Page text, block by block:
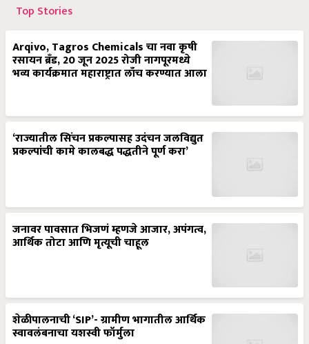
Top Stories
Arqivo, Tagros Chemicals चा नवा कृषी
रसायन ब्रँड, 20 जून 2025 रोजी नागपूरमध्ये
भव्य कार्यक्रमात महाराष्ट्रात लाँच करण्यात आला
‘राज्यातील सिंचन प्रकल्पासह उदंचन जलविद्युत
प्रकल्पांची कामे कालबद्ध पद्धतीने पूर्ण करा’
जनावर पावसात भिजणं म्हणजे आजार, अपंगत्व,
आर्थिक तोटा आणि मृत्यूची चाहूल
शेळीपालनाची ‘SIP’- ग्रामीण भागातील आर्थिक
स्वावलंबनाचा यशस्वी फॉर्मुला